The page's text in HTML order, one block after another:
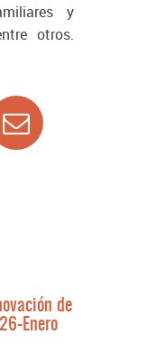
y
otros.
de
Enero